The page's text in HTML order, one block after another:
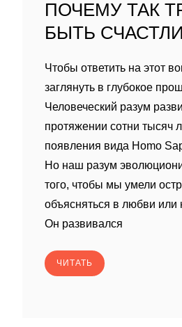
ПОЧЕМУ ТАК
БЫТЬ
Чтобы ответить на этот
заглянуть в глубокое
Человеческий разум
протяжении сотни тысяч
появления вида Homo
Но наш разум
того, чтобы мы умели
объясняться в любви или
Он развивался
ЧИТАТЬ